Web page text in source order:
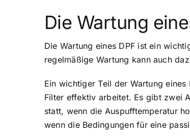
Die Wartung
Die Wartung eines DPF ist ein
regelmäßige Wartung kann auch
Ein wichtiger Teil der Wartung
Filter effektiv arbeitet. Es gibt zwei
statt, wenn die Auspufftemperatur
wenn die Bedingungen für eine